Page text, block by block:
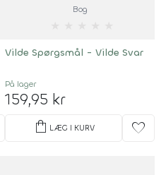
Bog
Vilde Spørgsmål - Vilde Svar
På lager
159,95 kr
shopping_bag LÆG I KURV favorite